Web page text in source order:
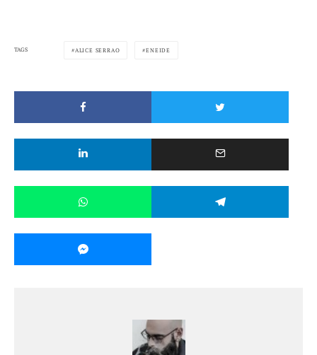
TAGS ALICE SERRAO ENEIDE